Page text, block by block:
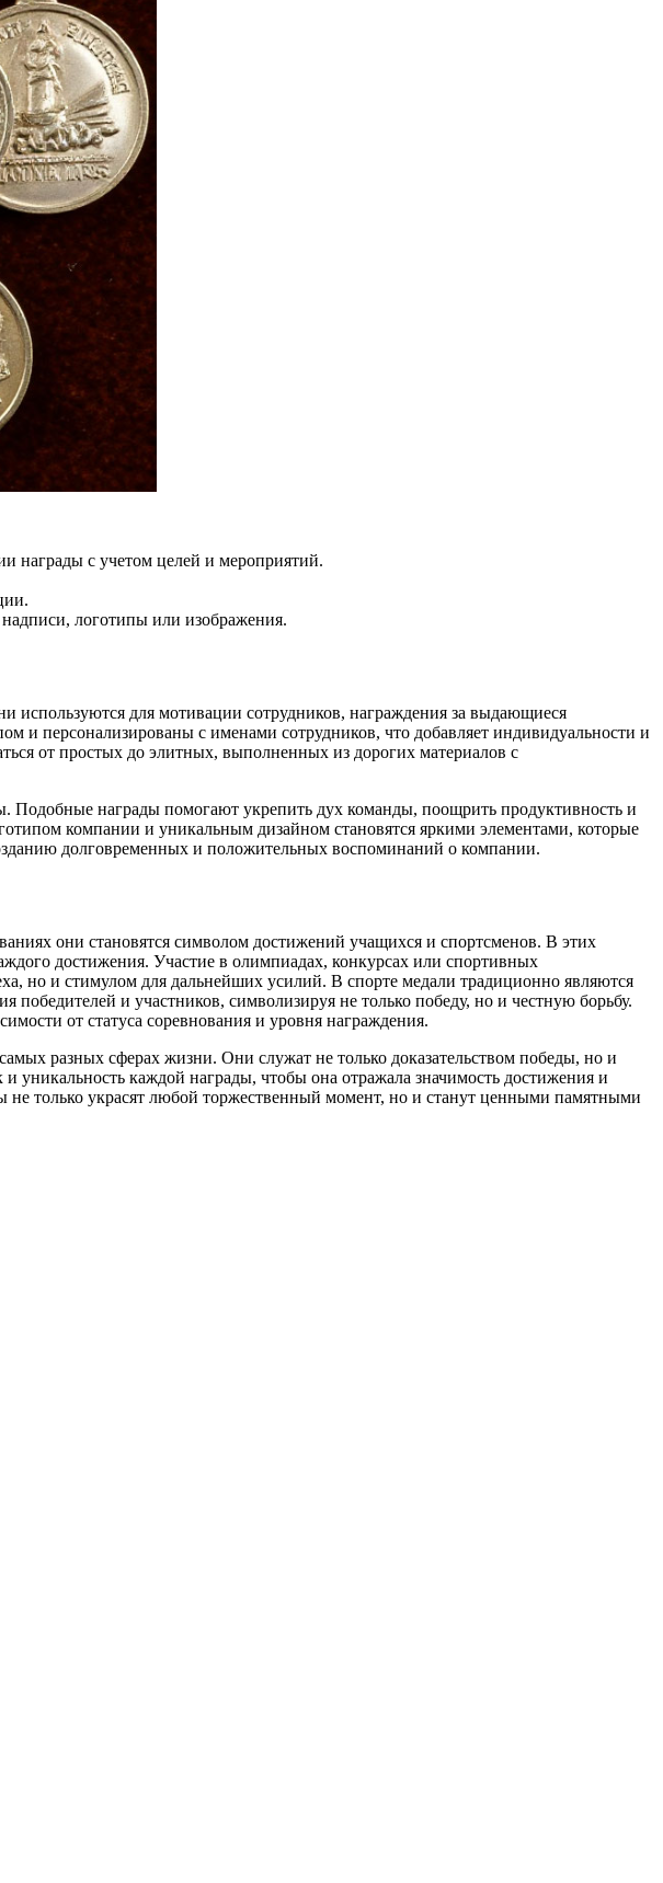
награды с учетом целей и мероприятий.
логотипы или изображения.
используются для мотивации сотрудников, награждения за выдающиеся
и персонализированы с именами сотрудников, что добавляет индивидуальности и
от простых до элитных, выполненных из дорогих материалов с
Подобные награды помогают укрепить дух команды, поощрить продуктивность и
компании и уникальным дизайном становятся яркими элементами, которые
долговременных и положительных воспоминаний о компании.
они становятся символом достижений учащихся и спортсменов. В этих
достижения. Участие в олимпиадах, конкурсах или спортивных
но и стимулом для дальнейших усилий. В спорте медали традиционно являются
и участников, символизируя не только победу, но и честную борьбу.
от статуса соревнования и уровня награждения.
разных сферах жизни. Они служат не только доказательством победы, но и
каждой награды, чтобы она отражала значимость достижения и
только украсят любой торжественный момент, но и станут ценными памятными